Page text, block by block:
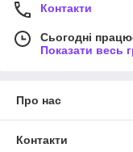
Контакти
Сьогодні
Показати весь
Про нас
Контакти